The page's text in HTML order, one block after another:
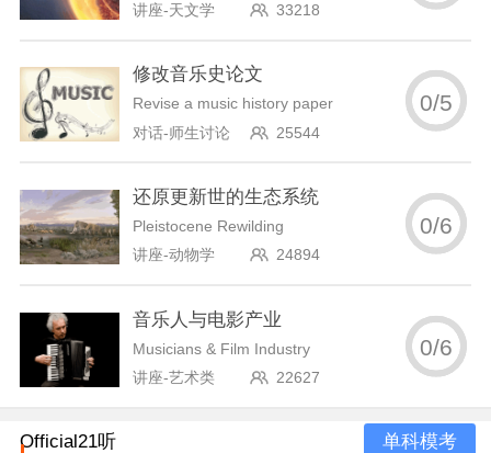
讲座-天文学
33218
修改音乐史论文
Revise a music history paper
对话-师生讨论
25544
0/5
还原更新世的生态系统
Pleistocene Rewilding
讲座-动物学
24894
0/6
音乐人与电影产业
Musicians & Film Industry
讲座-艺术类
22627
0/6
Official21听
单科模考